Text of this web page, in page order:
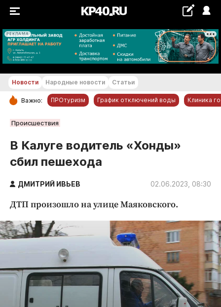
РЕКЛАМА
+23...+24 °С
РУБРИКИ
Новости компаний
Статьи
Народные новости
Благоустройство
Криминал
Недвижимость и ЖКХ
Образование
Общество
Погода
Новости Народные новости Статьи
Важно: ПРОтуризм График отключений воды Клиника
Происшествия
В Калуге водитель «Хонды»
сбил пешехода
ДМИТРИЙ ИВЬЕВ 02.06.2023, 08:30
ДТП произошло на улице Маяковского.